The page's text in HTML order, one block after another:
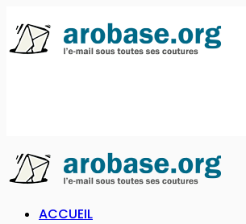
ACCUEIL